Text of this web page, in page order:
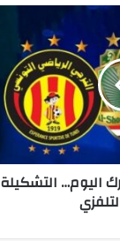
اليوم… التشكيلة